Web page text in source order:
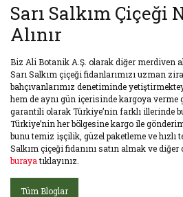
Sarı Salkım Çiçeği
Alınır
Biz Ali Botanik A.Ş. olarak diğer merdiven
Sarı Salkım çiçeği fidanlarımızı uzman
bahçıvanlarımız denetiminde
hem de aynı gün içerisinde kargoya
garantili olarak Türkiye’nin farklı illerinde
Türkiye’nin her bölgesine kargo ile
bunu temiz işçilik, güzel paketleme ve hızlı
Salkım çiçeği fidanını satın almak ve
burayatıklayınız.
Tüm Bloglar